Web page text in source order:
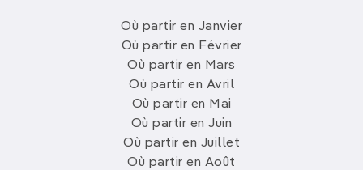
Où partir en Janvier
Où partir en Février
Où partir en Mars
Où partir en Avril
Où partir en Mai
Où partir en Juin
Où partir en Juillet
Où partir en Août